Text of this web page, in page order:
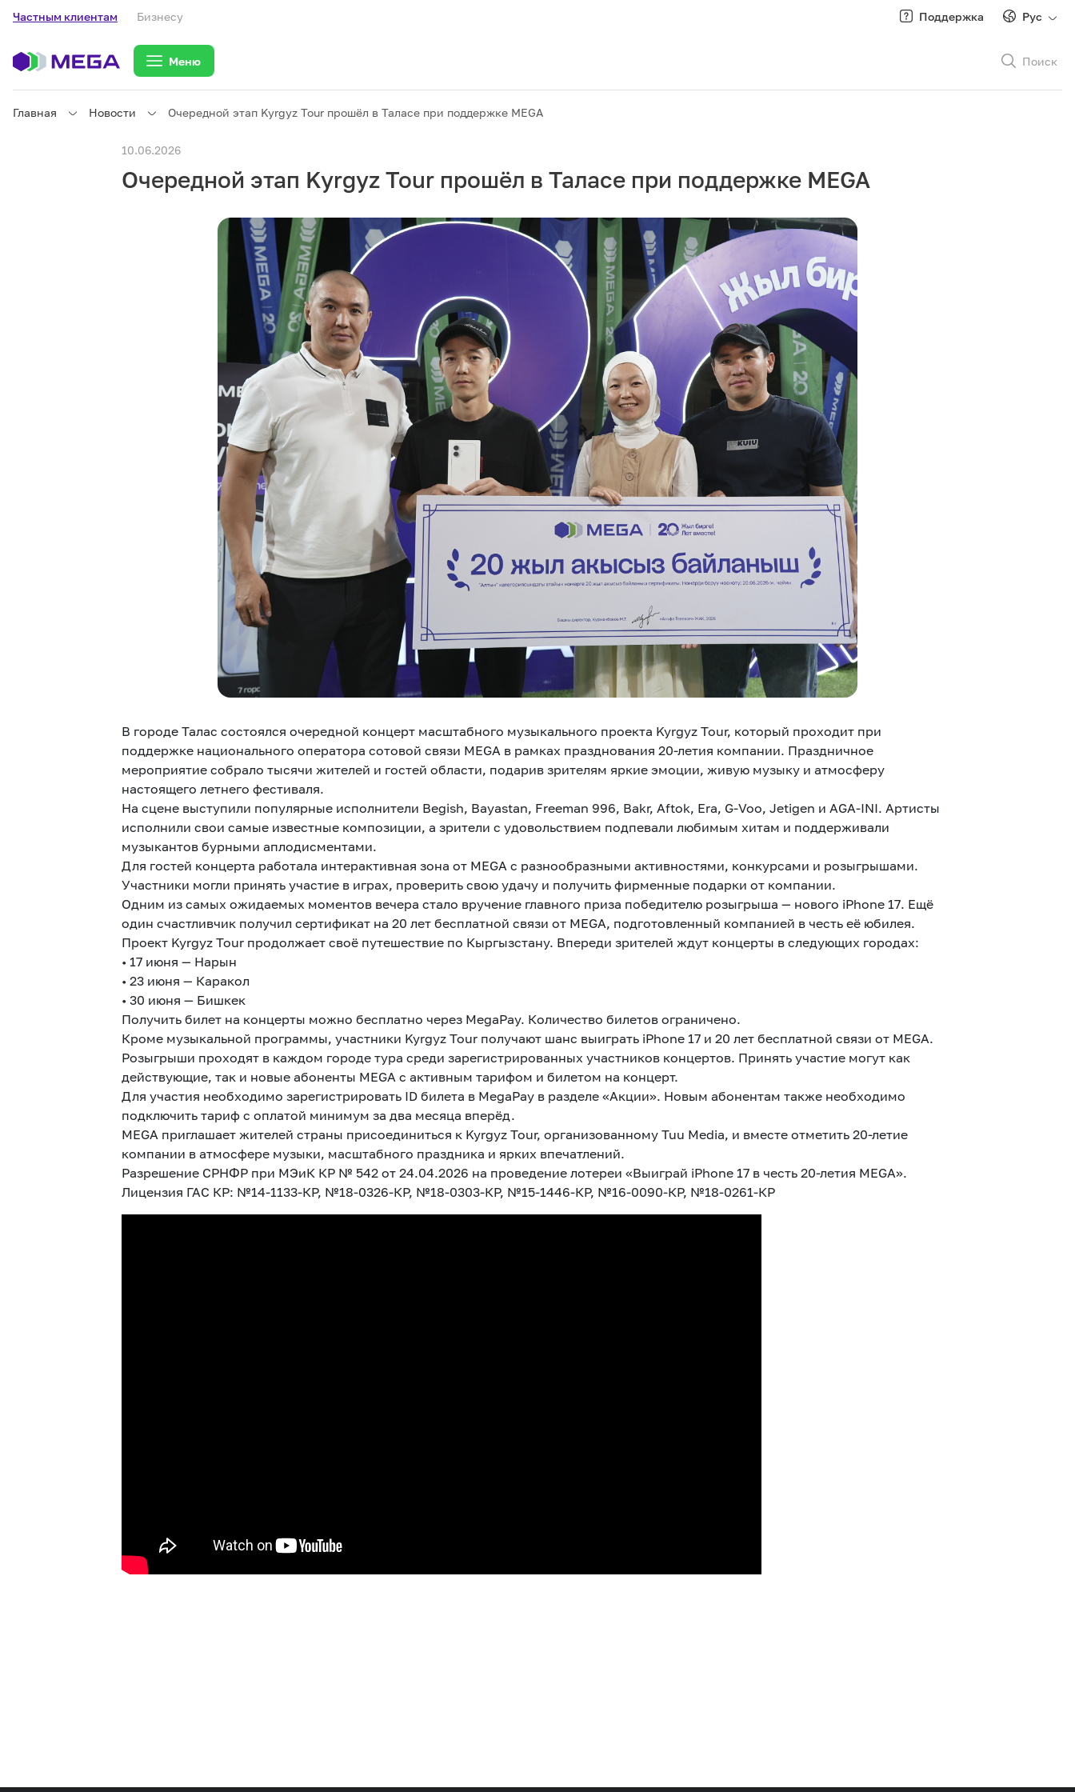
Частным клиентам Бизнесу Поддержка Рус
Меню Поиск
Частным клиентам
Роуминг
M2M
Развлечения Соц.сети
Подбор номера Доставка SIM
Новости
Карта офисов и покрытие MegaPay
Главная Новости Очередной этап Kyrgyz Tour прошёл в Таласе при поддержке MEGA
10.06.2026
Очередной этап Kyrgyz Tour прошёл в Таласе при поддержке MEGA
В городе Талас состоялся очередной концерт масштабного музыкального проекта Kyrgyz Tour, который проходит при
поддержке национального оператора сотовой связи MEGA в рамках празднования 20-летия компании. Праздничное
мероприятие собрало тысячи жителей и гостей области, подарив зрителям яркие эмоции, живую музыку и атмосферу
настоящего летнего фестиваля.
На сцене выступили популярные исполнители Begish, Bayastan, Freeman 996, Bakr, Aftok, Era, G-Voo, Jetigen и AGA-INI. Артисты
исполнили свои самые известные композиции, а зрители с удовольствием подпевали любимым хитам и поддерживали
музыкантов бурными аплодисментами.
Для гостей концерта работала интерактивная зона от MEGA с разнообразными активностями, конкурсами и розыгрышами.
Участники могли принять участие в играх, проверить свою удачу и получить фирменные подарки от компании.
Одним из самых ожидаемых моментов вечера стало вручение главного приза победителю розыгрыша — нового iPhone 17. Ещё
один счастливчик получил сертификат на 20 лет бесплатной связи от MEGA, подготовленный компанией в честь её юбилея.
Проект Kyrgyz Tour продолжает своё путешествие по Кыргызстану. Впереди зрителей ждут концерты в следующих городах:
• 17 июня — Нарын
• 23 июня — Каракол
• 30 июня — Бишкек
Получить билет на концерты можно бесплатно через MegaPay. Количество билетов ограничено.
Кроме музыкальной программы, участники Kyrgyz Tour получают шанс выиграть iPhone 17 и 20 лет бесплатной связи от MEGA.
Розыгрыши проходят в каждом городе тура среди зарегистрированных участников концертов. Принять участие могут как
действующие, так и новые абоненты MEGA с активным тарифом и билетом на концерт.
Для участия необходимо зарегистрировать ID билета в MegaPay в разделе «Акции». Новым абонентам также необходимо
подключить тариф с оплатой минимум за два месяца вперёд.
MEGA приглашает жителей страны присоединиться к Kyrgyz Tour, организованному Tuu Media, и вместе отметить 20-летие
компании в атмосфере музыки, масштабного праздника и ярких впечатлений.
Разрешение СРНФР при МЭиК КР № 542 от 24.04.2026 на проведение лотереи «Выиграй iPhone 17 в честь 20-летия MEGA».
Лицензия ГАС КР: №14-1133-КР, №18-0326-КР, №18-0303-КР, №15-1446-КР, №16-0090-КР, №18-0261-КР